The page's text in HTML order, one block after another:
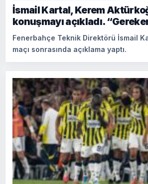
İsmail Kartal, Kerem
konuşmayı açıkladı.
Fenerbahçe Teknik Direktörü İsmail
maçı sonrasında açıklama yaptı.